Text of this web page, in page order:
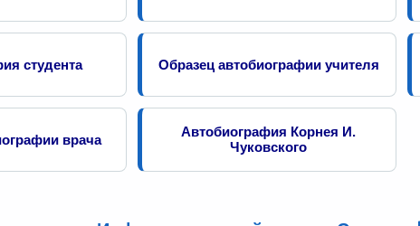
студента Образец автобиографии учителя
врача
Автобиография Корнея И.
Чуковского